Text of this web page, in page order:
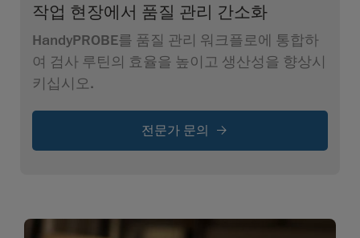
작업 현장에서 품질 관리 간소화
HandyPROBE를 품질 관리 워크플로에 통합하
여 검사 루틴의 효율을 높이고 생산성을 향상시
키십시오.
전문가 문의